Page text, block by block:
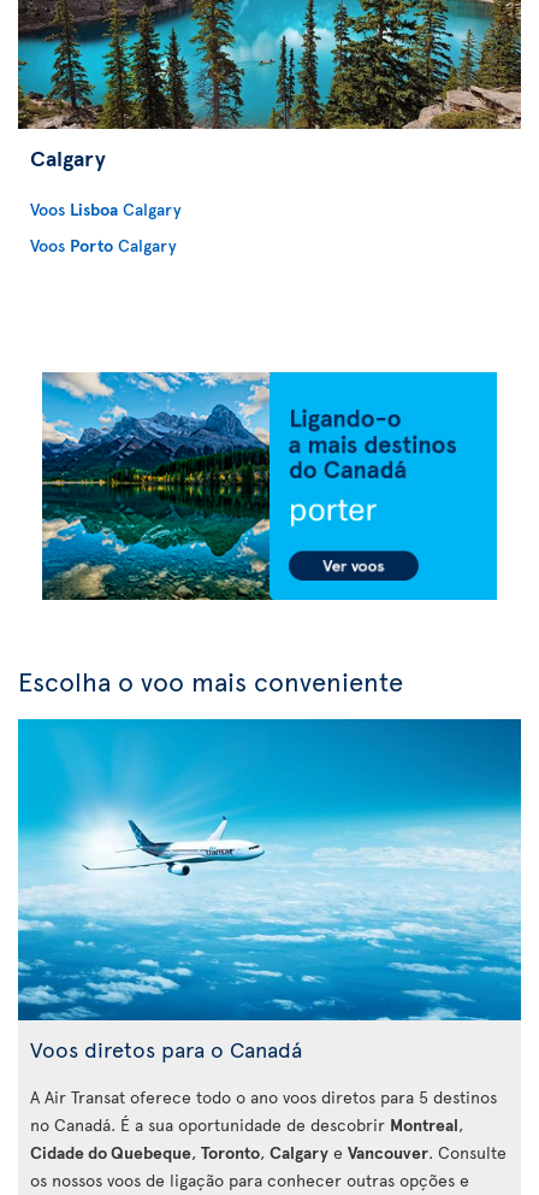
Calgary
Voos Lisboa Calgary
Voos Porto Calgary
Escolha o voo mais conveniente
Voos diretos para o Canadá
A Air Transat oferece todo o ano voos diretos para 5 destinos
no Canadá. É a sua oportunidade de descobrir Montreal,
Cidade do Quebeque, Toronto, Calgary e Vancouver. Consulte
os nossos voos de ligação para conhecer outras opções e